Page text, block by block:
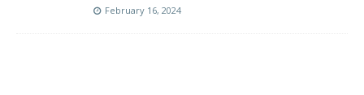
February 16, 2024